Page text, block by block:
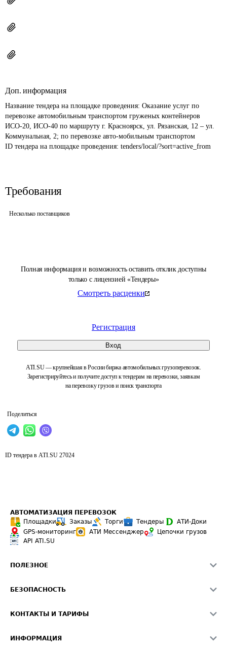
Полная информация и возможность оставить отклик доступны
только с лицензией «Тендеры»
Смотреть расценки
Регистрация
Вход
ATI.SU — крупнейшая в России биржа автомобильных грузоперевозок.
Зарегистрируйтесь и получите доступ к тендерам на перевозки, заявкам
на перевозку грузов и поиск транспорта
Поделиться
Доп. информация
Название тендера на площадке проведения: Оказание услуг по
перевозке автомобильным транспортом груженых контейнеров
ИСО-20, ИСО-40 по маршруту г. Красноярск, ул. Рязанская, 12 – ул.
Коммунальная, 2; по перевозке авто-мобильным транспортом
ID тендера на площадке проведения: tenders/local/?sort=active_from
Требования
Несколько поставщиков
ID тендера в ATI.SU 27024
АВТОМАТИЗАЦИЯ ПЕРЕВОЗОК
Площадки
Заказы Торги Тендеры
АТИ-Доки
GPS-мониторинг
АТИ Мессенджер
Цепочки грузов
API ATI.SU
ПОЛЕЗНОЕ
Звезды ATI.SU на вашем сайте
Средние ставки
БЕЗОПАСНОСТЬ
Светофор+
КОНТАКТЫ И ТАРИФЫ
ИНФОРМАЦИЯ